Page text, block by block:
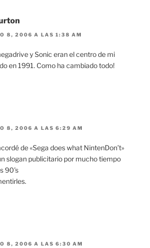
8, 2006 A LAS 1:38 AM
y Sonic eran el centro de mi
en 1991. Como ha cambiado todo!
8, 2006 A LAS 6:29 AM
de «Sega does what NintenDon’t»
slogan publicitario por mucho tiempo
90’s
8, 2006 A LAS 6:30 AM